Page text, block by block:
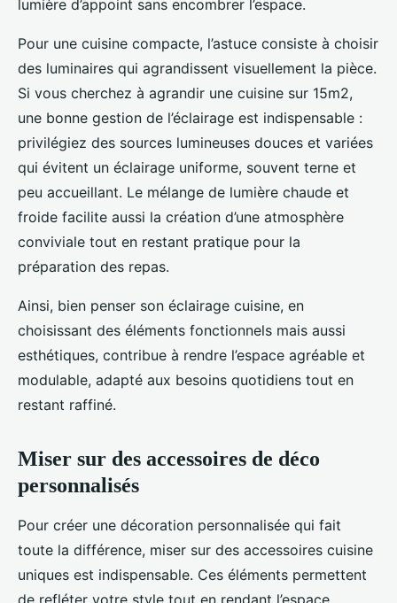
lumière d’appoint sans encombrer l’espace.
Pour une cuisine compacte, l’astuce consiste à choisir
des luminaires qui agrandissent visuellement la pièce.
Si vous cherchez à agrandir une cuisine sur 15m2,
une bonne gestion de l’éclairage est indispensable :
privilégiez des sources lumineuses douces et variées
qui évitent un éclairage uniforme, souvent terne et
peu accueillant. Le mélange de lumière chaude et
froide facilite aussi la création d’une atmosphère
conviviale tout en restant pratique pour la
préparation des repas.
Ainsi, bien penser son éclairage cuisine, en
choisissant des éléments fonctionnels mais aussi
esthétiques, contribue à rendre l’espace agréable et
modulable, adapté aux besoins quotidiens tout en
restant raffiné.
Miser sur des accessoires de déco
personnalisés
Pour créer une décoration personnalisée qui fait
toute la différence, miser sur des accessoires cuisine
uniques est indispensable. Ces éléments permettent